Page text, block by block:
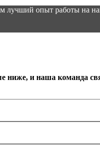
лучший опыт работы на
ниже, и наша команда